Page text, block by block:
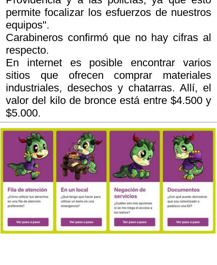
permite focalizar los esfuerzos de nuestros
equipos".
Carabineros confirmó que no hay cifras al
respecto.
En internet es posible encontrar varios
sitios que ofrecen comprar materiales
industriales, desechos y chatarras. Allí, el
valor del kilo de bronce está entre $4.500 y
$5.000.